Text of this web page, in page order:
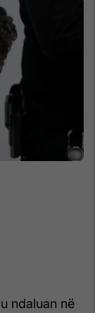
ndaluan në